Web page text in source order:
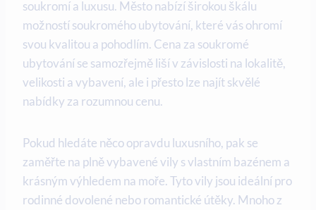
soukromí a​ luxusu. Město‌ nabízí širokou škálu
možností soukromého ubytování, které vás⁣ ohromí
svou kvalitou a pohodlím. Cena‍ za ⁢soukromé
ubytování ‍se samozřejmě‍ liší v závislosti na lokalitě,
velikosti a vybavení, ale i přesto lze najít ‍skvělé
nabídky za rozumnou cenu.
Pokud hledáte něco opravdu luxusního, pak se
zaměřte na plně vybavené vily s vlastním bazénem a
krásným‍ výhledem⁣ na moře. Tyto​ vily jsou ideální pro
rodinné ​dovolené nebo romantické útěky. Mnoho z